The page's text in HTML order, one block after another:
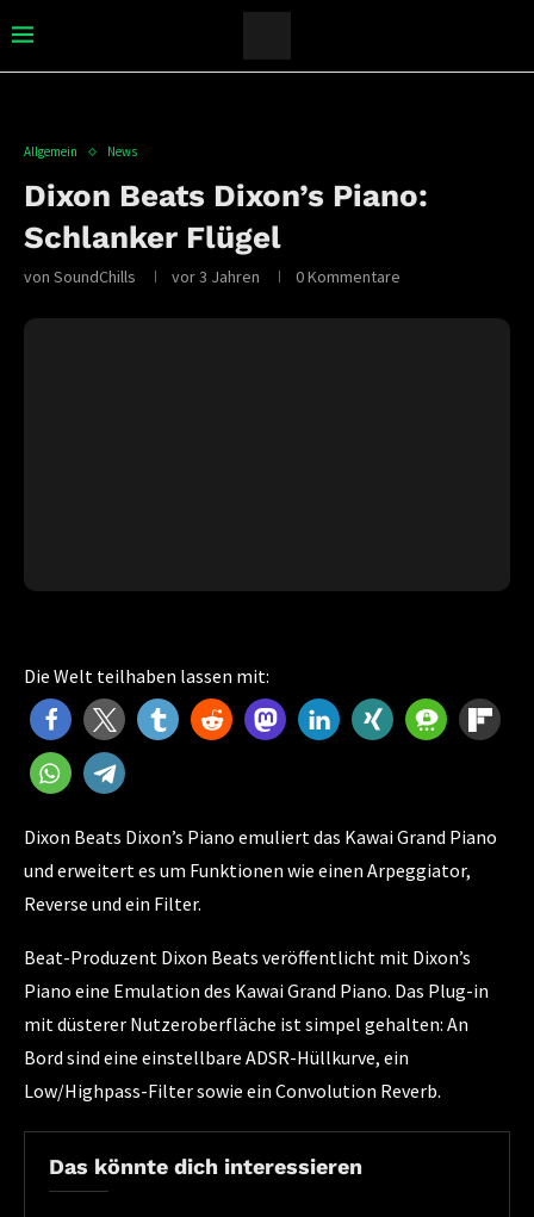
Allgemein News
Dixon Beats Dixon’s Piano:
Schlanker Flügel
von SoundChills vor 3 Jahren 0 Kommentare
Die Welt teilhaben lassen mit:
Dixon Beats Dixon’s Piano emuliert das Kawai Grand Piano
und erweitert es um Funktionen wie einen Arpeggiator,
Reverse und ein Filter.
Beat-Produzent Dixon Beats veröffentlicht mit Dixon’s
Piano eine Emulation des Kawai Grand Piano. Das Plug-in
mit düsterer Nutzeroberfläche ist simpel gehalten: An
Bord sind eine einstellbare ADSR-Hüllkurve, ein
Low/Highpass-Filter sowie ein Convolution Reverb.
Das könnte dich interessieren